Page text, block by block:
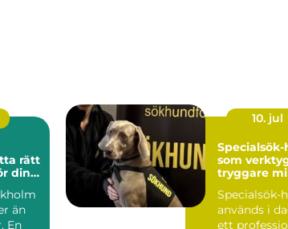
rätt
din
än
En
10. jul
som
tryggare
Specialsök-
används i
ett